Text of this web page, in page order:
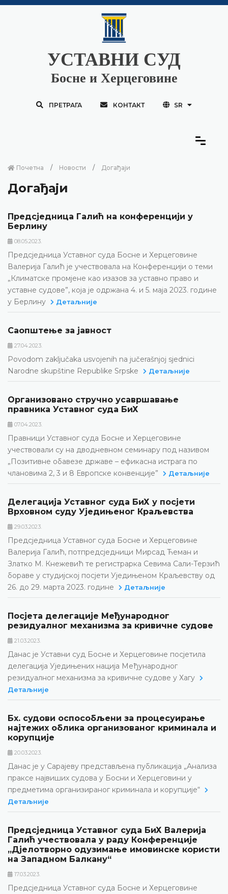
УСТАВНИ СУД
Босне и Херцеговине
ПРЕТРАГА КОНТАКТ SR
Почетна Новости Догађаји
Догађаји
Предсједница Галић на конференцији у
Берлину
08.05.2023.
Предсједница Уставног суда Босне и Херцеговине
Валерија Галић је учествовала на Конференцији о теми
„Климатске промјене као изазов за уставно право и
уставне судове”, која је одржана 4. и 5. маја 2023. године
у Берлину
Детаљније
Саопштење за јавност
27.04.2023.
Povodom zaključaka usvojenih na jučerašnjoj sjednici
Narodne skupštine Republike Srpske
Детаљније
Организовано стручно усавршавање
правника Уставног суда БиХ
07.04.2023.
Правници Уставног суда Босне и Херцеговине
учествовали су на дводневном семинару под називом
„Позитивне обавезе државе – ефикасна истрага по
члановима 2, 3 и 8 Европске конвенције”
Детаљније
Делегација Уставног суда БиХ у посјети
Врховном суду Уједињеног Краљевства
29.03.2023.
Предсједница Уставног суда Босне и Херцеговине
Валерија Галић, потпредсједници Мирсад Ћеман и
Златко М. Кнежевић те регистрарка Севима Сали-Терзић
бораве у студијској посјети Уједињеном Краљевству од
26. до 29. марта 2023. године
Детаљније
Посјета делегације Међународног
резидуалног механизма за кривичне судове
21.03.2023.
Данас је Уставни суд Босне и Херцеговине посјетила
делегација Уједињених нација Међународног
резидуалног механизма за кривичне судове у Хагу
Детаљније
Бх. судови оспособљени за процесуирање
најтежих облика организованог криминала и
корупције
20.03.2023.
Данас је у Сарајеву представљена публикација „Анализа
праксе највиших судова у Босни и Херцеговини у
предметима организираног криминала и корупције“
Детаљније
Предсједница Уставног суда БиХ Валерија
Галић учествовала у раду Конференције
„Дјелотворно одузимање имовинске користи
на Западном Балкану“
17.03.2023.
Предсједница Уставног суда Босне и Херцеговине